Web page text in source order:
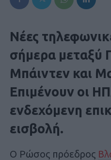
Νέες
σήμερα μεταξύ
Μπάιντεν και
Επιμένουν οι
ενδεχόμενη
εισβολή.
Ο Ρώσος πρόεδρος